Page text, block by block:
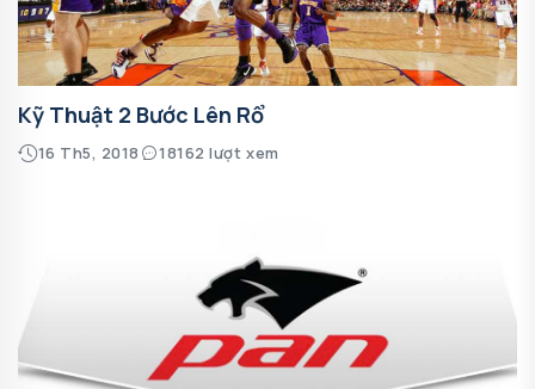
Kỹ Thuật 2 Bước Lên Rổ
16 Th5, 2018 18162 lượt xem